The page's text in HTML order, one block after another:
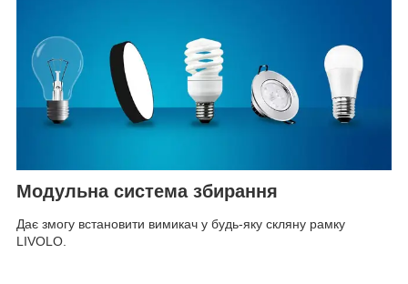
Модульна система збирання
Дає змогу встановити вимикач у будь-яку скляну рамку
LIVOLO.